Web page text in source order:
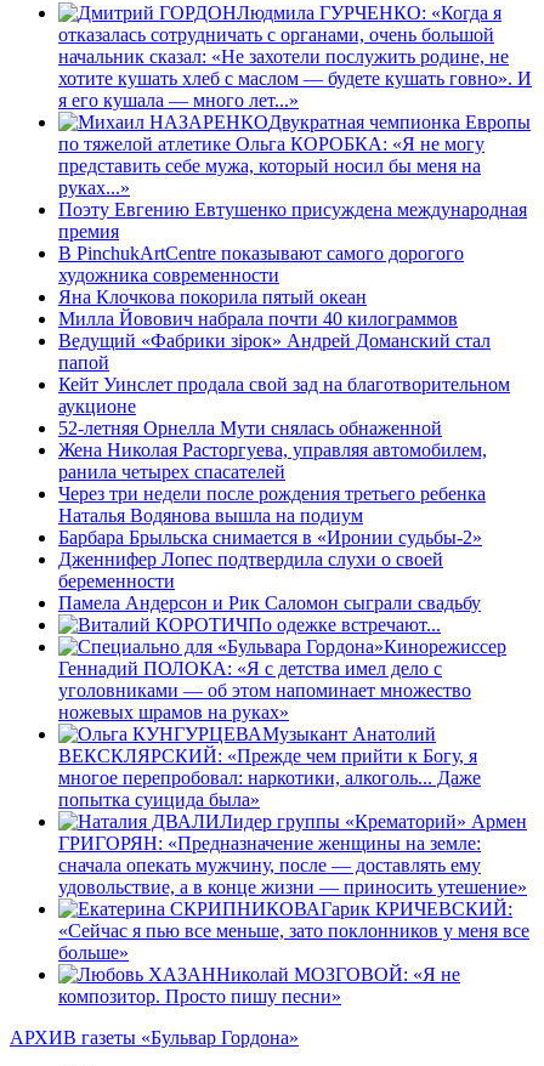
Людмила ГУРЧЕНКО: «Когда я
отказалась сотрудничать с органами, очень большой
начальник сказал: «Не захотели послужить родине, не
хотите кушать хлеб с маслом — будете кушать говно». И
я его кушала — много лет...»
Двукратная чемпионка Европы
по тяжелой атлетике Ольга КОРОБКА: «Я не могу
представить себе мужа, который носил бы меня на
руках...»
Поэту Евгению Евтушенко присуждена международная
премия
В PinchukArtCentre показывают самого дорогого
художника современности
Яна Клочкова покорила пятый океан
Милла Йовович набрала почти 40 килограммов
Ведущий «Фабрики зiрок» Андрей Доманский стал
папой
Кейт Уинслет продала свой зад на благотворительном
аукционе
52-летняя Орнелла Мути снялась обнаженной
Жена Николая Расторгуева, управляя автомобилем,
ранила четырех спасателей
Через три недели после рождения третьего ребенка
Наталья Водянова вышла на подиум
Барбара Брыльска снимается в «Иронии судьбы-2»
Дженнифер Лопес подтвердила слухи о своей
беременности
Памела Андерсон и Рик Саломон сыграли свадьбу
По одежке встречают...
Кинорежиссер
Геннадий ПОЛОКА: «Я с детства имел дело с
уголовниками — об этом напоминает множество
ножевых шрамов на руках»
Музыкант Анатолий
ВЕКСКЛЯРСКИЙ: «Прежде чем прийти к Богу, я
многое перепробовал: наркотики, алкоголь... Даже
попытка суицидa была»
Лидер группы «Крематорий» Армен
ГРИГОРЯН: «Предназначение женщины на земле:
сначала опекать мужчину, после — доставлять ему
удовольствие, а в конце жизни — приносить утешение»
Гарик КРИЧЕВСКИЙ:
«Сейчас я пью все меньше, зато поклонников у меня все
больше»
Николай МОЗГОВОЙ: «Я не
композитор. Просто пишу песни»
АРХИВ газеты «Бульвар Гордона»